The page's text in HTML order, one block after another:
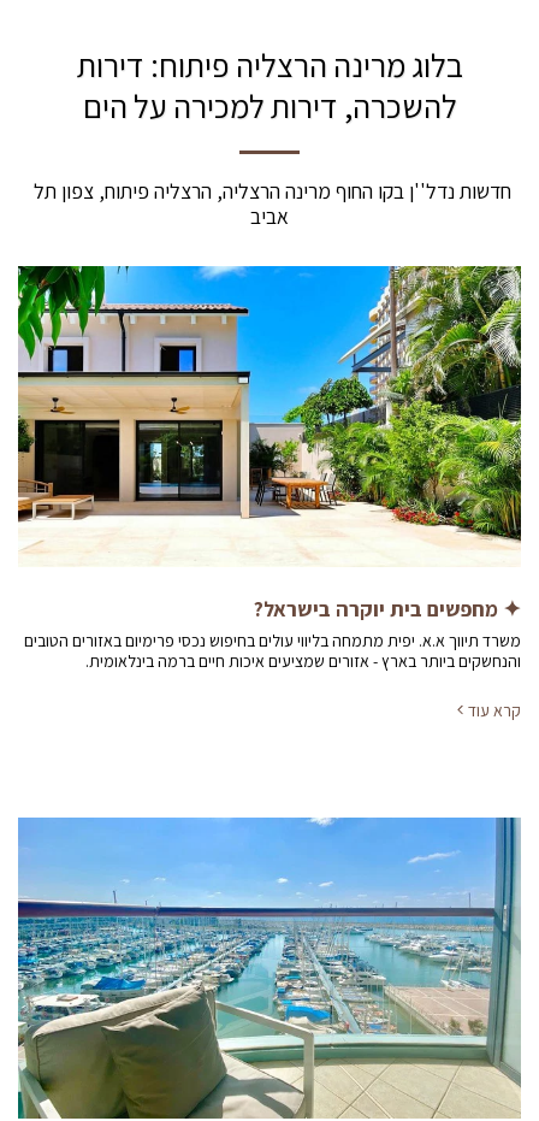
בלוג מרינה הרצליה פיתוח: דירות
להשכרה, דירות למכירה על הים
חדשות נדל''ן בקו החוף מרינה הרצליה, הרצליה פיתוח, צפון תל
אביב
✦ מחפשים בית יוקרה בישראל?
משרד תיווך א.א. יפית מתמחה בליווי עולים בחיפוש נכסי פרימיום באזורים הטובים
והנחשקים ביותר בארץ - אזורים שמציעים איכות חיים ברמה בינלאומית.
קרא עוד